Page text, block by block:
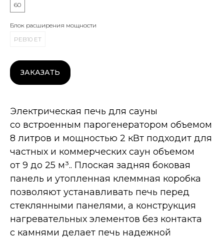
60
Блок расширения мощности
PEB10 ET
ЗАКАЗАТЬ
Электрическая печь для сауны
со встроенным парогенератором объемом
8 литров и мощностью 2 кВт подходит для
частных и коммерческих саун объемом
от 9 до 25 м³.. Плоская задняя боковая
панель и утопленная клеммная коробка
позволяют устанавливать печь перед
стеклянными панелями, а конструкция
нагревательных элементов без контакта
с камнями делает печь надежной
Дополнительные опции